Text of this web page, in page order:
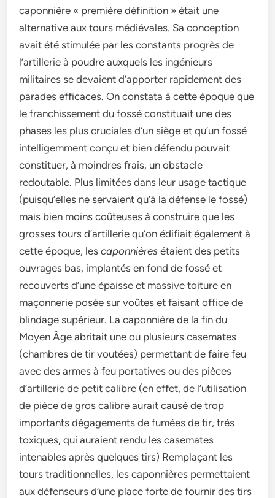
caponnière « première définition » était une
alternative aux tours médiévales. Sa conception
avait été stimulée par les constants progrès de
l’artillerie à poudre auxquels les ingénieurs
militaires se devaient d’apporter rapidement des
parades efficaces. On constata à cette époque que
le franchissement du fossé constituait une des
phases les plus cruciales d’un siège et qu’un fossé
intelligemment conçu et bien défendu pouvait
constituer, à moindres frais, un obstacle
redoutable. Plus limitées dans leur usage tactique
(puisqu’elles ne servaient qu’à la défense le fossé)
mais bien moins coûteuses à construire que les
grosses tours d’artillerie qu’on édifiait également à
cette époque, lescaponnières étaient des petits
ouvrages bas, implantés en fond de fossé et
recouverts d’une épaisse et massive toiture en
maçonnerie posée sur voûtes et faisant office de
blindage supérieur. La caponnière de la fin du
Moyen Âge abritait une ou plusieurs casemates
(chambres de tir voutées) permettant de faire feu
avec des armes à feu portatives ou des pièces
d’artillerie de petit calibre (en effet, de l’utilisation
de pièce de gros calibre aurait causé de trop
importants dégagements de fumées de tir, très
toxiques, qui auraient rendu les casemates
intenables après quelques tirs) Remplaçant les
tours traditionnelles, les caponnières permettaient
aux défenseurs d’une place forte de fournir des tirs